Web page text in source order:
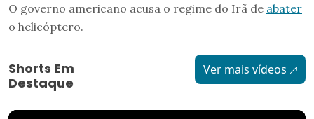
O governo americano acusa o regime do Irã de abater
o helicóptero.
Shorts Em
Destaque
Ver mais vídeos